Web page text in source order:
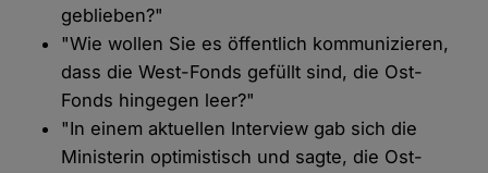
geblieben?"
"Wie wollen Sie es öffentlich kommunizieren,
dass die West-Fonds gefüllt sind, die Ost-
Fonds hingegen leer?"
"In einem aktuellen Interview gab sich die
Ministerin optimistisch und sagte, die Ost-